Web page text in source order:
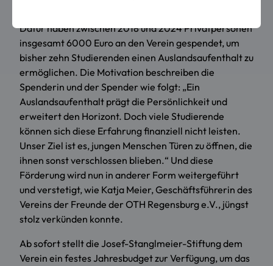
Dafür haben zwischen 2018 und 2024 Privatpersonen
insgesamt 6000 Euro an den Verein gespendet, um
bisher zehn Studierenden einen Auslandsaufenthalt zu
ermöglichen. Die Motivation beschreiben die
Spenderin und der Spender wie folgt: „Ein
Auslandsaufenthalt prägt die Persönlichkeit und
erweitert den Horizont. Doch viele Studierende
können sich diese Erfahrung finanziell nicht leisten.
Unser Ziel ist es, jungen Menschen Türen zu öffnen, die
ihnen sonst verschlossen blieben.“ Und diese
Förderung wird nun in anderer Form weitergeführt
und verstetigt, wie Katja Meier, Geschäftsführerin des
Vereins der Freunde der OTH Regensburg e.V., jüngst
stolz verkünden konnte.
Ab sofort stellt die Josef-Stanglmeier-Stiftung dem
Verein ein festes Jahresbudget zur Verfügung, um das